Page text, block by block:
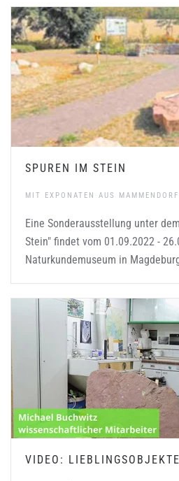
SPUREN IM STEIN
MIT EXPONATEN AUS MAMMENDORF
Eine Sonderausstellung unter
Stein" findet vom 01.09.2022 -
Naturkundemuseum in
VIDEO: LIEBLINGSOBJEKTE